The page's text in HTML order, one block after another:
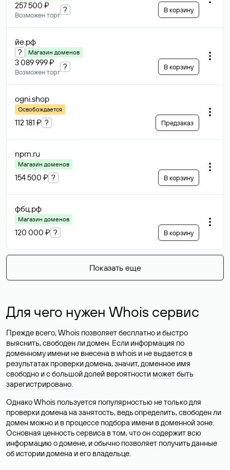
257 500 ₽
Возможен торг
? В корзину
йе.рф
? Магазин доменов
3 089 999 ₽
Возможен торг
? В корзину
ogni.shop
Освобождается
112 181 ₽ ? Предзаказ
nprn.ru
Магазин доменов
154 500 ₽ ? В корзину
фбц.рф
Магазин доменов
120 000 ₽ ? В корзину
Показать еще
Для чего нужен Whois сервис
Прежде всего, Whois позволяет бесплатно и быстро
выяснить, свободен ли домен. Если информация по
доменному имени не внесена в whois и не выдается в
результатах проверки домена, значит, доменное имя
свободно и с большой долей вероятности может быть
зарегистрировано.
Однако Whois пользуется популярностью не только для
проверки домена на занятость, ведь определить, свободен ли
домен можно и в процессе подбора имени в доменной зоне.
Основная ценность сервиса в том, что он содержит всю
информацию о домене, и обычно позволяет получить данные
об истории домена и его владельце.